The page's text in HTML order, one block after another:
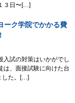
３日〜[…]
ーク学院でかかる費
入試の対策はいかがでし
は、面接試験に向けた台
した。[…]